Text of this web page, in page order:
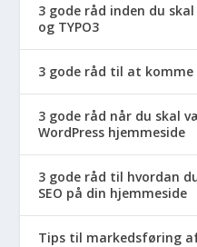
3 gode råd inden du
og TYPO3
3 gode råd til at komme
3 gode råd når du skal
WordPress hjemmeside
3 gode råd til hvordan
SEO på din hjemmeside
Tips til markedsføring